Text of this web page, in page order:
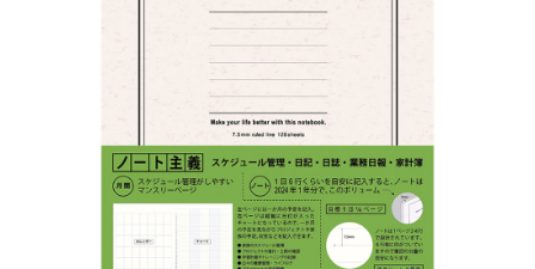
ご家庭での日記に、お仕事でのスケジュール管
理・日誌・業務日報に。フリーダイアリーをご用
+ 税
生産終了品